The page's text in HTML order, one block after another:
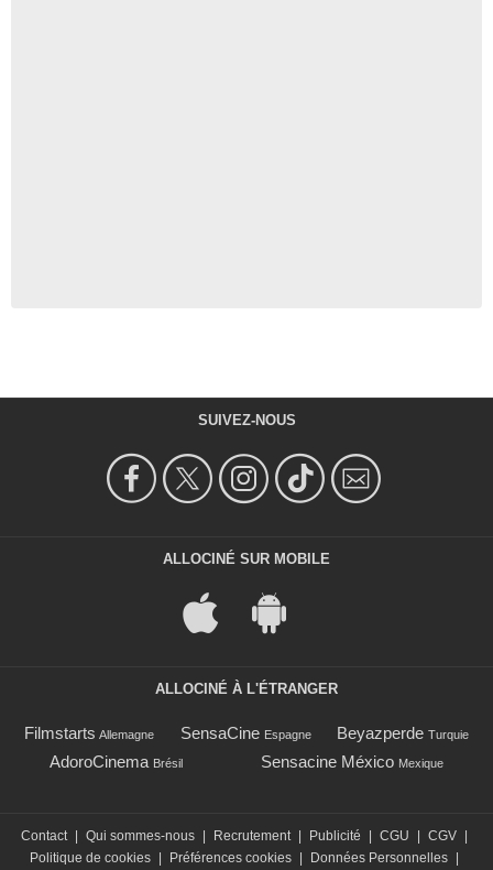
SUIVEZ-NOUS
ALLOCINÉ SUR MOBILE
ALLOCINÉ À L'ÉTRANGER
Filmstarts Allemagne SensaCine Espagne Beyazperde Turquie
AdoroCinema Brésil Sensacine México Mexique
Contact | Qui sommes-nous | Recrutement | Publicité | CGU | CGV |
Politique de cookies | Préférences cookies | Données Personnelles |